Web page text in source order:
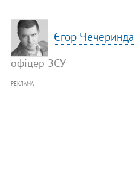
Єгор Чечеринда
офіцер ЗСУ
РЕКЛАМА